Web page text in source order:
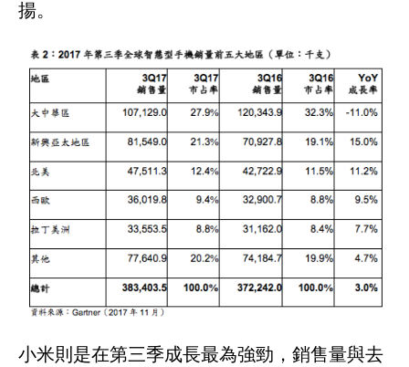
揚。
小米則是在第三季成長最為強勁，銷售量與去